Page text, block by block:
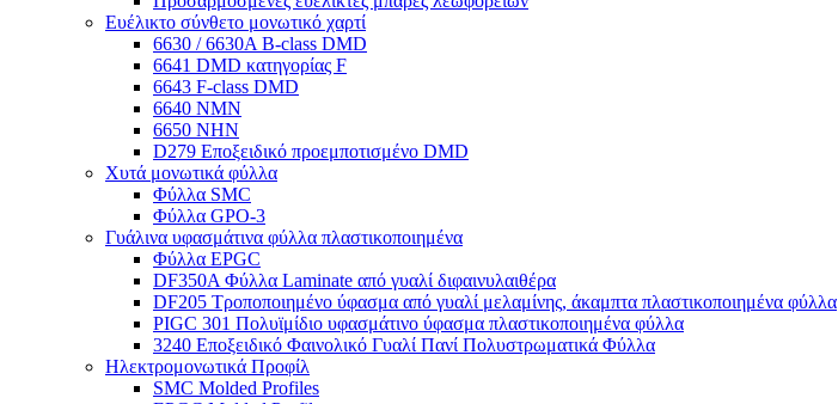
Ευέλικτο σύνθετο μονωτικό χαρτί
6630 / 6630A B-class DMD
6641 DMD κατηγορίας F
6643 F-class DMD
6640 NMN
6650 NHN
D279 Εποξειδικό προεμποτισμένο DMD
Χυτά μονωτικά φύλλα
Φύλλα SMC
Φύλλα GPO-3
Γυάλινα υφασμάτινα φύλλα πλαστικοποιημένα
Φύλλα EPGC
DF350A Φύλλα Laminate από γυαλί διφαινυλαιθέρα
DF205 Τροποποιημένο ύφασμα από γυαλί μελαμίνης, άκαμπτα πλαστικοποιημένα φύλλα
PIGC 301 Πολυϊμίδιο υφασμάτινο ύφασμα πλαστικοποιημένα φύλλα
3240 Εποξειδικό Φαινολικό Γυαλί Πανί Πολυστρωματικά Φύλλα
Ηλεκτρομονωτικά Προφίλ
SMC Molded Profiles